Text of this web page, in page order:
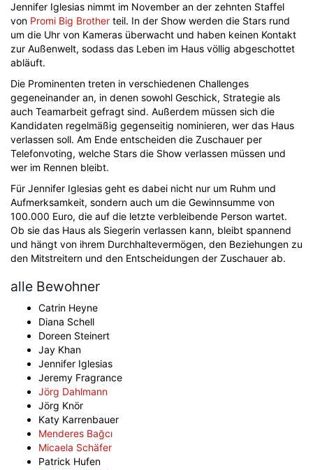
Jennifer Iglesias nimmt im November an der zehnten Staffel
von Promi Big Brother teil. In der Show werden die Stars rund
um die Uhr von Kameras überwacht und haben keinen Kontakt
zur Außenwelt, sodass das Leben im Haus völlig abgeschottet
abläuft.
Die Prominenten treten in verschiedenen Challenges
gegeneinander an, in denen sowohl Geschick, Strategie als
auch Teamarbeit gefragt sind. Außerdem müssen sich die
Kandidaten regelmäßig gegenseitig nominieren, wer das Haus
verlassen soll. Am Ende entscheiden die Zuschauer per
Telefonvoting, welche Stars die Show verlassen müssen und
wer im Rennen bleibt.
Für Jennifer Iglesias geht es dabei nicht nur um Ruhm und
Aufmerksamkeit, sondern auch um die Gewinnsumme von
100.000 Euro, die auf die letzte verbleibende Person wartet.
Ob sie das Haus als Siegerin verlassen kann, bleibt spannend
und hängt von ihrem Durchhaltevermögen, den Beziehungen zu
den Mitstreitern und den Entscheidungen der Zuschauer ab.
alle Bewohner
Catrin Heyne
Diana Schell
Doreen Steinert
Jay Khan
Jennifer Iglesias
Jeremy Fragrance
Jörg Dahlmann
Jörg Knör
Katy Karrenbauer
Menderes Bağcı
Micaela Schäfer
Patrick Hufen